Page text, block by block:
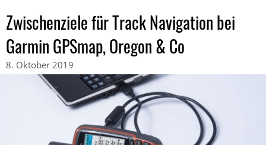
Zwischenziele für Track Navigation bei
Garmin GPSmap, Oregon & Co
8. Oktober 2019